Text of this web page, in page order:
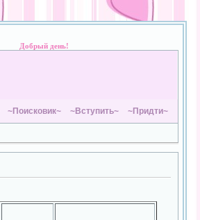
Добрый день!
~Поисковик~ ~Вступить~ ~Придти~